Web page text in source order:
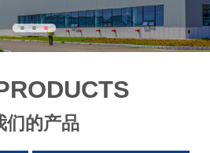
们的产品